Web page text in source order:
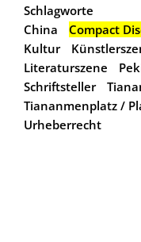
Schlagworte
China
Compact
Kultur
Literaturszene
Schriftsteller
Tiananmenplatz /
Urheberrecht